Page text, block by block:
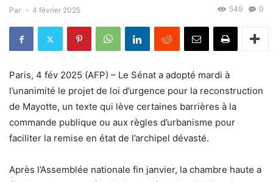
Par - 4 février 2025 0
549
Paris, 4 fév 2025 (AFP) – Le Sénat a adopté mardi à
l’unanimité le projet de loi d’urgence pour la reconstruction
de Mayotte, un texte qui lève certaines barrières à la
commande publique ou aux règles d’urbanisme pour
faciliter la remise en état de l’archipel dévasté.
Après l’Assemblée nationale fin janvier, la chambre haute a